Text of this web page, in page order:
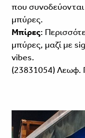
που
μπύρες.
Μπίρες:
μπύρες, μαζί με
vibes.
(23831054)